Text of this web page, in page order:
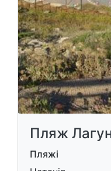
Пляж
Пляжі